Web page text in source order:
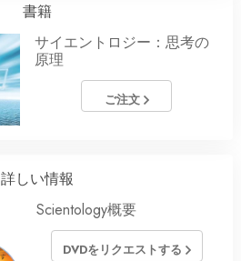
書籍
サイエントロジー：思考の
原理
ご注文
詳しい情報
Scientology概要
DVDをリクエストする